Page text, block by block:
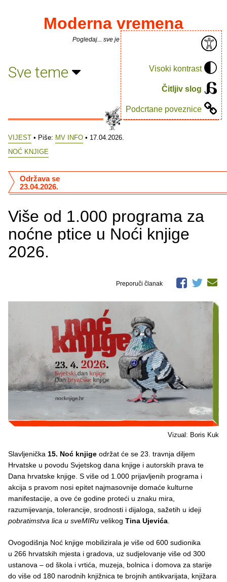
Visoki kontrast
Čitljiv slog
Podcrtane poveznice
Moderna vremena
Pogledaj... sve je puno knjiga.
Sve teme
VIJEST • Piše: MV INFO • 17.04.2026.
NOĆ KNJIGE
Više od 1.000 programa za
noćne ptice u Noći knjige
2026.
Održava se
23.04.2026.
Preporuči članak
Vizual: Boris Kuk
Slavljenička 15. Noć knjige održat će se 23. travnja diljem
Hrvatske u povodu Svjetskog dana knjige i autorskih prava te
Dana hrvatske knjige. S više od 1.000 prijavljenih programa i
akcija s pravom nosi epitet najmasovnije domaće kulturne
manifestacije, a ove će godine proteći u znaku mira,
razumijevanja, tolerancije, srodnosti i dijaloga, sažetih u ideji
pobratimstva lica u sveMIRu velikog Tina Ujevića
Ovogodišnja Noć knjige mobilizirala je više od 600 sudionika
u 266 hrvatskih mjesta i gradova, uz sudjelovanje više od 300
ustanova – od škola i vrtića, muzeja, bolnica i domova za starije
do više od 180 narodnih knjižnica te brojnih antikvarijata, knjižara